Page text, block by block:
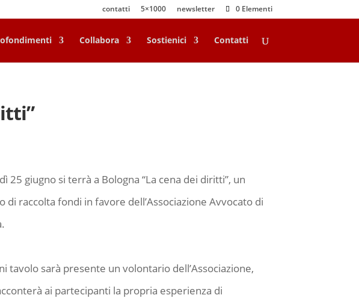
contatti 5×1000 newsletter 0 Elementi
Collabora Sostienici Contatti
25 giugno si terrà a Bologna “La cena dei diritti”, un
di raccolta fondi in favore dell’Associazione Avvocato di
tavolo sarà presente un volontario dell’Associazione,
ai partecipanti la propria esperienza di